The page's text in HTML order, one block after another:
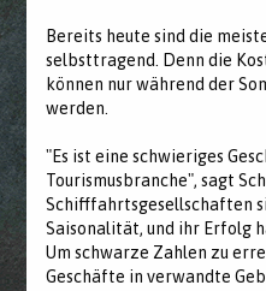
Bereits heute sind die
selbsttragend. Denn die
können nur während der
werden.
"Es ist eine schwieriges
Tourismusbranche", sagt
Schifffahrtsgesellschaften
Saisonalität, und ihr Erfolg
Um schwarze Zahlen zu
Geschäfte in verwandte